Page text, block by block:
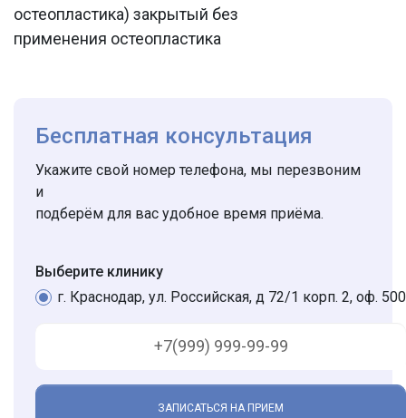
остеопластика) закрытый без
применения остеопластика
Бесплатная консультация
Укажите свой номер телефона, мы перезвоним
и
подберём для вас удобное время приёма.
Выберите клинику
г. Краснодар, ул. Российская, д 72/1 корп. 2, оф. 500
ЗАПИСАТЬСЯ НА ПРИЕМ